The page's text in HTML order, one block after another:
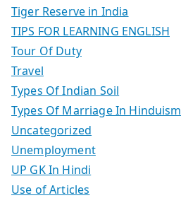
Tiger Reserve in India
TIPS FOR LEARNING ENGLISH
Tour Of Duty
Travel
Types Of Indian Soil
Types Of Marriage In Hinduism
Uncategorized
Unemployment
UP GK In Hindi
Use of Articles